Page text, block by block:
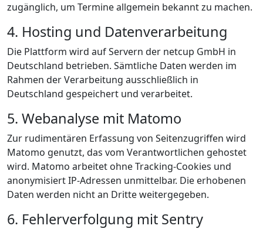
zugänglich, um Termine allgemein bekannt zu machen.
4. Hosting und Datenverarbeitung
Die Plattform wird auf Servern der netcup GmbH in
Deutschland betrieben. Sämtliche Daten werden im
Rahmen der Verarbeitung ausschließlich in
Deutschland gespeichert und verarbeitet.
5. Webanalyse mit Matomo
Zur rudimentären Erfassung von Seitenzugriffen wird
Matomo genutzt, das vom Verantwortlichen gehostet
wird. Matomo arbeitet ohne Tracking-Cookies und
anonymisiert IP-Adressen unmittelbar. Die erhobenen
Daten werden nicht an Dritte weitergegeben.
6. Fehlerverfolgung mit Sentry